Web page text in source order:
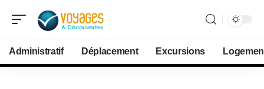
Administratif Déplacement Excursions